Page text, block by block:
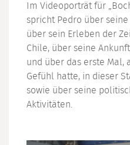
Im Videoporträt für
spricht Pedro über
über sein Erleben der
Chile, über seine
und über das erste Mal,
Gefühl hatte, in dieser
sowie über seine
Aktivitäten.